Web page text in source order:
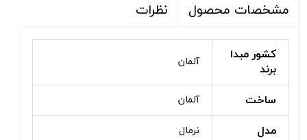
مشخصات محصول نظرات
کشور مبدا
برند
آلمان
ساخت آلمان
مدل نرمال